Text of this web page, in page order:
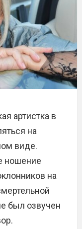
артистка в
на
виде.
ношение
на
был озвучен